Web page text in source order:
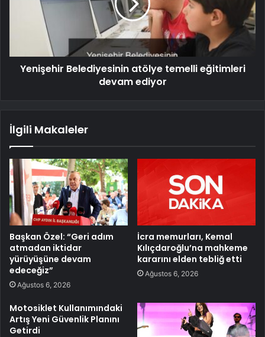
Yenişehir Belediyesinin atölye temelli eğitimleri
devam ediyor
İlgili Makaleler
Başkan Özel: “Geri adım
atmadan iktidar
yürüyüşüne devam
edeceğiz”
Ağustos 6, 2026
İcra memurları, Kemal
Kılıçdaroğlu’na mahkeme
kararını elden tebliğ etti
Ağustos 6, 2026
Motosiklet Kullanımındaki
Artış Yeni Güvenlik Planını
Getirdi